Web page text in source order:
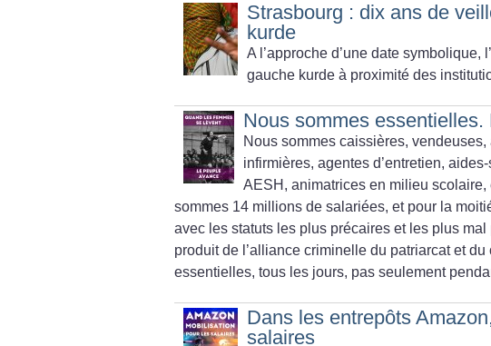
Strasbourg : dix ans de
kurde
A l’approche d’une date symbolique,
gauche kurde à proximité des
Nous sommes essentielles.
Nous sommes caissières,
infirmières, agentes d’entretien,
AESH, animatrices en milieu
sommes 14 millions de salariées, et pour la
avec les statuts les plus précaires et les plus
produit de l’alliance criminelle du patriarcat et
essentielles, tous les jours, pas seulement
Dans les entrepôts
salaires